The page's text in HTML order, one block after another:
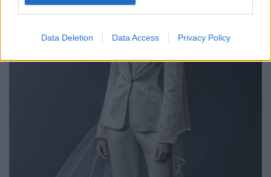
Data Deletion Data Access Privacy Policy